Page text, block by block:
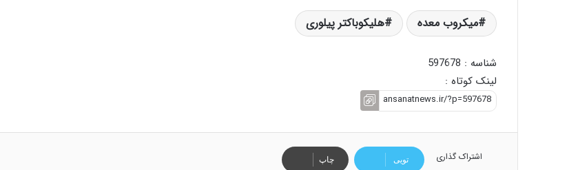
میکروب معده هلیکوباکتر پیلوری
شناسه : 597678
لینک کوتاه :
اشتراک گذاری
تویی
چاپ